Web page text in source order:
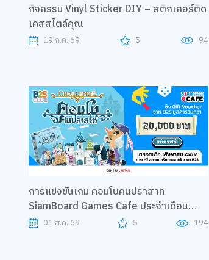
กิจกรรม Vinyl Sticker DIY – สติกเกอร์ติด
เคสสไตล์คุณ
19 ก.ค. 69 5 94
การแข่งขันเกม คอมโบคนปราสาท
SiamBoard Games Cafe ประจำเดือน
สิงหาคม 2569 เซ็นทรัลนอร์ทวิลล์
01 ส.ค. 69 5 194